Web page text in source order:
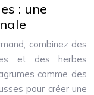
: une
combinez des
et des herbes
comme des
pour créer une